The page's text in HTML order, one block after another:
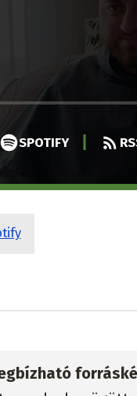
SPOTIFY